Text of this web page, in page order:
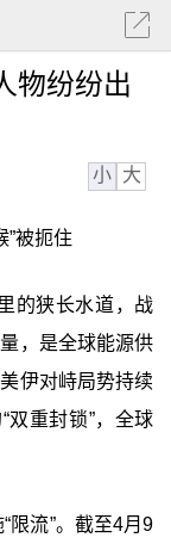
物纷纷出
小 大
”被扼住
的狭长水道，战
，是全球能源供
伊对峙局势持续
双重封锁”，全球
限流”。截至4月9